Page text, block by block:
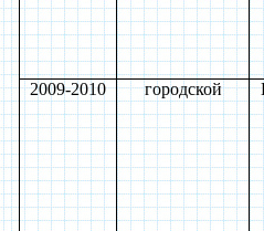
2009-2010 городской